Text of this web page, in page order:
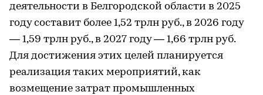
деятельности в Белгородской области в 2025
году составит более 1,52 трлн руб., в 2026 году
— 1,59 трлн руб., в 2027 году — 1,66 трлн руб.
Для достижения этих целей планируется
реализация таких мероприятий, как
возмещение затрат промышленных